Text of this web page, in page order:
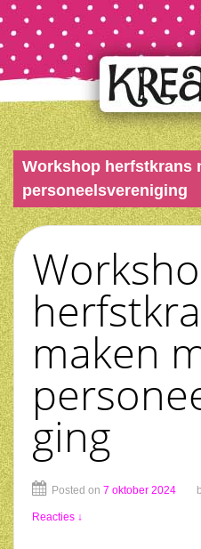
Workshop herfstkrans
personeelsvereniging
maken
ging
Posted on 7 oktober 2024
Reacties ↓